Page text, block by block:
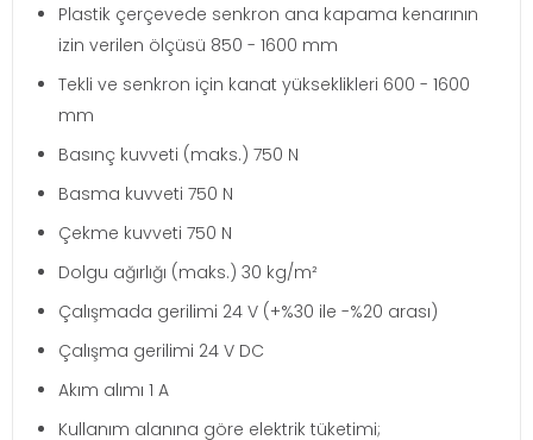
Plastik çerçevede senkron ana kapama kenarının
izin verilen ölçüsü 850 - 1600 mm
Tekli ve senkron için kanat yükseklikleri 600 - 1600
mm
Basınç kuvveti (maks.) 750 N
Basma kuvveti 750 N
Çekme kuvveti 750 N
Dolgu ağırlığı (maks.) 30 kg/m²
Çalışmada gerilimi 24 V (+%30 ile -%20 arası)
Çalışma gerilimi 24 V DC
Akım alımı 1 A
Kullanım alanına göre elektrik tüketimi;